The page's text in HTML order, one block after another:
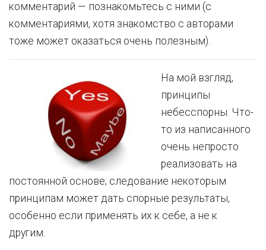
комментарий — познакомьтесь с ними (с
комментариями, хотя знакомство с авторами
тоже может оказаться очень полезным).
На мой взгляд,
принципы
небесспорны. Что-
то из написанного
очень непросто
реализовать на
постоянной основе; следование некоторым
принципам может дать спорные результаты,
особенно если применять их к себе, а не к
другим.